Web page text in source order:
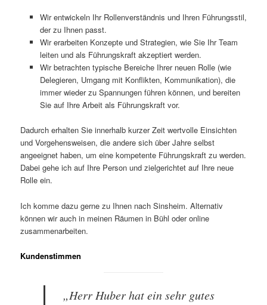
Wir entwickeln Ihr Rollenverständnis und Ihren Führungsstil,
der zu Ihnen passt.
Wir erarbeiten Konzepte und Strategien, wie Sie Ihr Team
leiten und als Führungskraft akzeptiert werden.
Wir betrachten typische Bereiche Ihrer neuen Rolle (wie
Delegieren, Umgang mit Konflikten, Kommunikation), die
immer wieder zu Spannungen führen können, und bereiten
Sie auf Ihre Arbeit als Führungskraft vor.
Dadurch erhalten Sie innerhalb kurzer Zeit wertvolle Einsichten
und Vorgehensweisen, die andere sich über Jahre selbst
angeeignet haben, um eine kompetente Führungskraft zu werden.
Dabei gehe ich auf Ihre Person und zielgerichtet auf Ihre neue
Rolle ein.
Ich komme dazu gerne zu Ihnen nach Sinsheim. Alternativ
können wir auch in meinen Räumen in Bühl oder online
zusammenarbeiten.
Kundenstimmen
„Herr Huber hat ein sehr gutes